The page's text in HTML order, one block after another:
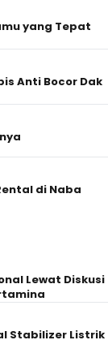
yang Tepat
Anti Bocor Dak
di Naba
Lewat Diskusi
Stabilizer Listrik